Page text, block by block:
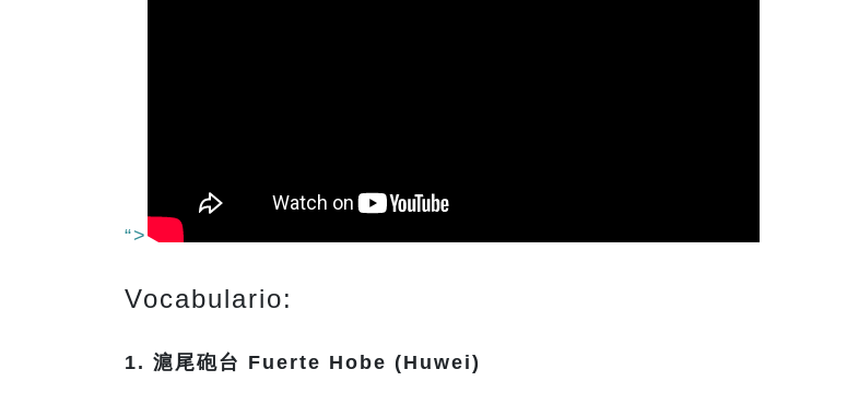
“>
Vocabulario:
1. 滬尾砲台 Fuerte Hobe (Huwei)